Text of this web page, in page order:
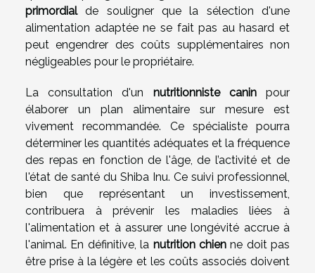
primordialde souligner que la sélection d'une
alimentation adaptée ne se fait pas au hasard et
peut engendrer des coûts supplémentaires non
négligeables pour le propriétaire.
La consultation d'un nutritionniste caninpour
élaborer un plan alimentaire sur mesure est
vivement recommandée. Ce spécialiste pourra
déterminer les quantités adéquates et la fréquence
des repas en fonction de l'âge, de l’activité et de
l'état de santé du Shiba Inu. Ce suivi professionnel,
bien que représentant un investissement,
contribuera à prévenir les maladies liées à
l'alimentation et à assurer une longévité accrue à
l'animal. En définitive, la nutrition chienne doit pas
être prise à la légère et les coûts associés doivent